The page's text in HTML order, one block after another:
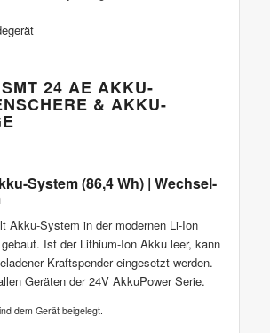
24 AE AKKU-
& AKKU-
System (86,4 Wh) | Wechsel-
Akku-System in der modernen Li-Ion
Ist der Lithium-Ion Akku leer, kann
Kraftspender eingesetzt werden.
Geräten der 24V AkkuPower Serie.
dem Gerät beigelegt.